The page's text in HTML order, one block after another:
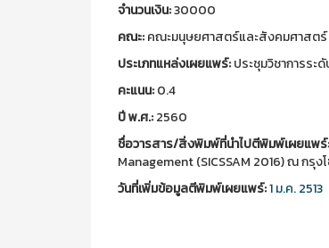
จำนวนเงิน:30000
คณะ:คณะมนุษยศาสตร์และสังคมศาสตร์
ประเภทแหล่งเผยแพร์:ประชุมวิชาการระ
คะแนน:0.4
ปี พ.ศ.:2560
ชื่อวารสาร/สิ่งพิมพ์ที่นำไปตีพิมพ์เผยแพร์:
Management (SICSSAM 2016) ณ กรุ
วันที่เพิ่มข้อมูลตีพิมพ์เผยแพร์:1 ม.ค. 2513